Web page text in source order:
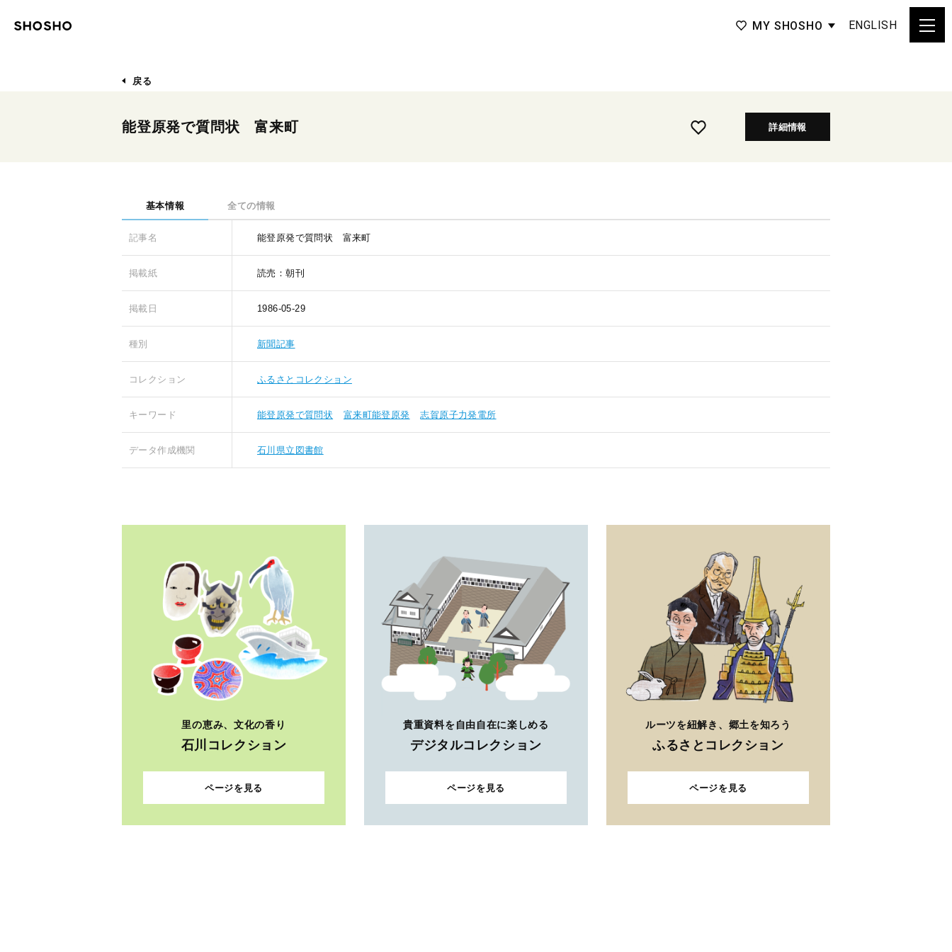
MY SHOSHO ENGLISH
戻る
能登原発で質問状 富来町 詳細情報
基本情報 全ての情報
記事名 能登原発で質問状 富来町
掲載紙 読売：朝刊
掲載日 1986-05-29
種別 新聞記事
コレクション ふるさとコレクション
キーワード 能登原発で質問状 富来町能登原発 志賀原子力発電所
データ作成機関 石川県立図書館
里の恵み、文化の香り
石川コレクション
ページを見る
貴重資料を自由自在に楽しめる
デジタルコレクション
ページを見る
ルーツを紐解き、郷土を知ろう
ふるさとコレクション
ページを見る